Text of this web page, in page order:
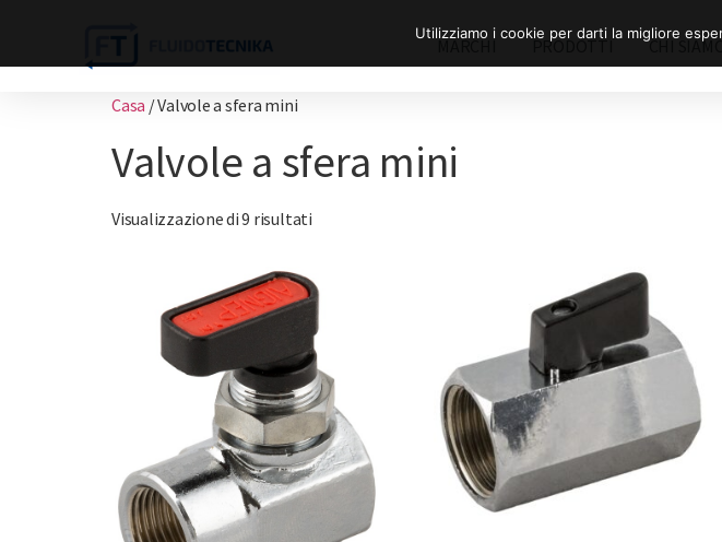
MARCHI PRODOTTI CHI SIAMO
Casa / Valvole a sfera mini
Valvole a sfera mini
Visualizzazione di 9 risultati
Utilizziamo i cookie per darti la migliore